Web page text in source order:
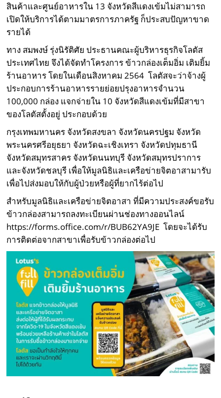
สินค้าและศูนย์อาหารใน 13 จังหวัดสีแดงเข้มไม่สามารถ
เปิดให้บริการได้ตามมาตรการภาครัฐ ก็ประสบปัญหาขาด
รายได้
ทาง สมพงษ์ รุ่งนิรัติศัย ประธานคณะผู้บริหารธุรกิจโลตัส
ประเทศไทย จึงได้จัดทำโครงการ ข้าวกล่องเต็มอิ่ม เติมยิ้ม
ร้านอาหาร โดยในเดือนสิงหาคม 2564 โลตัสจะว่าจ้างผู้
ประกอบการร้านอาหารรายย่อยปรุงอาหารจำนวน
100,000 กล่อง แจกจ่ายใน 10 จังหวัดสีแดงเข้มที่มีสาขา
ของโลตัสตั้งอยู่ ประกอบด้วย
กรุงเทพมหานคร จังหวัดสงขลา จังหวัดนครปฐม จังหวัด
พระนครศรีอยุธยา จังหวัดฉะเชิงเทรา จังหวัดปทุมธานี
จังหวัดสมุทรสาคร จังหวัดนนทบุรี จังหวัดสมุทรปราการ
และจังหวัดชลบุรี เพื่อให้มูลนิธิและเครือข่ายจิตอาสามารับ
เพื่อไปส่งมอบให้กับผู้ป่วยหรือผู้ที่ยากไร้ต่อไป
สำหรับมูลนิธิและเครือข่ายจิตอาสา ที่มีความประสงค์ขอรับ
ข้าวกล่องสามารถลงทะเบียนผ่านช่องทางออนไลน์
https://forms.office.com/r/BUB62YA9JE โดยจะได้รับ
การติดต่อจากสาขาเพื่อรับข้าวกล่องต่อไป